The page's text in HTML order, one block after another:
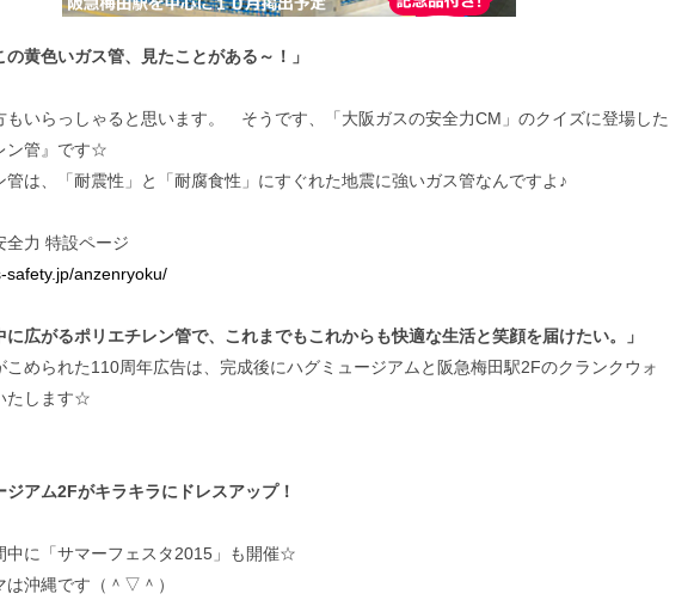
の黄色いガス管、見たことがある～！」
もいらっしゃると思います。 そうです、「大阪ガスの安全力CM」のクイズに登場した
ン管』です☆
管は、「耐震性」と「耐腐食性」にすぐれた地震に強いガス管なんですよ♪
全力 特設ページ
safety.jp/anzenryoku/
に広がるポリエチレン管で、これまでもこれからも快適な生活と笑顔を届けたい。」
こめられた110周年広告は、完成後にハグミュージアムと阪急梅田駅2Fのクランクウォ
たします☆
アム2Fがキラキラにドレスアップ！
中に「サマーフェスタ2015」も開催☆
は沖縄です（＾▽＾）